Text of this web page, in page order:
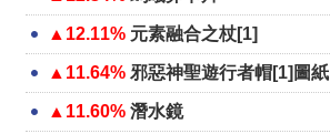
▲12.11% 元素融合之杖[1]
▲11.64% 邪惡神聖遊行者帽[1]圖紙
▲11.60% 潛水鏡